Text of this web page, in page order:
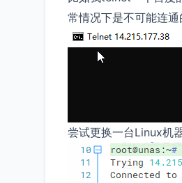
常情况下是不可能连
尝试更换一台Linux机